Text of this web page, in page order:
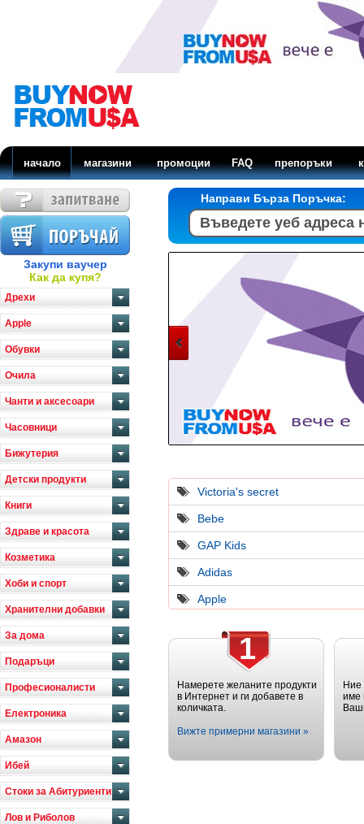
начало магазини промоции FAQ препоръки
Закупи ваучер
Как да купя?
Дрехи
Apple
Обувки
Очила
Чанти и аксесоари
Часовници
Бижутерия
Детски продукти
Книги
Здраве и красота
Козметика
Хоби и спорт
Хранителни добавки
За дома
Подаръци
Професионалисти
Електроника
Амазон
Ибей
Стоки за Абитуриенти
Лов и Риболов
Направи Бърза Поръчка:
Victoria's secret
Bebe
GAP Kids
Adidas
Apple
1
Намерете желаните продукти
в Интернет и ги добавете в
количката.
Вижте примерни магазини »
име